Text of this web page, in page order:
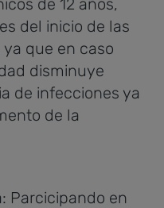
de 12 años,
del inicio de las
que en caso
disminuye
de infecciones ya
de la
Parcicipando en